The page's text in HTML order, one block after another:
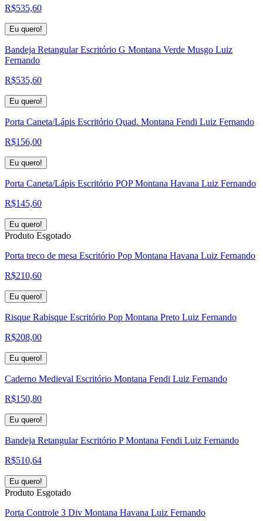
R$535,60
Eu quero!
Bandeja Retangular Escritório G Montana Verde Musgo Luiz
Fernando
R$535,60
Eu quero!
Porta Caneta/Lápis Escritório Quad. Montana Fendi Luiz Fernando
R$156,00
Eu quero!
Porta Caneta/Lápis Escritório POP Montana Havana Luiz Fernando
R$145,60
Eu quero!
Produto Esgotado
Porta treco de mesa Escritório Pop Montana Havana Luiz Fernando
R$210,60
Eu quero!
Risque Rabisque Escritório Pop Montana Preto Luiz Fernando
R$208,00
Eu quero!
Caderno Medieval Escritório Montana Fendi Luiz Fernando
R$150,80
Eu quero!
Bandeja Retangular Escritório P Montana Fendi Luiz Fernando
R$510,64
Eu quero!
Produto Esgotado
Porta Controle 3 Div Montana Havana Luiz Fernando